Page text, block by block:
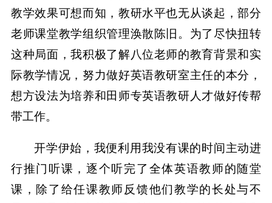
教学效果可想而知，教研水平也无从谈起，部分
老师课堂教学组织管理涣散陈旧。为了尽快扭转
这种局面，我积极了解八位老师的教育背景和实
际教学情况，努力做好英语教研室主任的本分，
想方设法为培养和田师专英语教研人才做好传帮
带工作。
开学伊始，我便利用我没有课的时间主动进
行推门听课，逐个听完了全体英语教师的随堂
课，除了给任课教师反馈他们教学的长处与不